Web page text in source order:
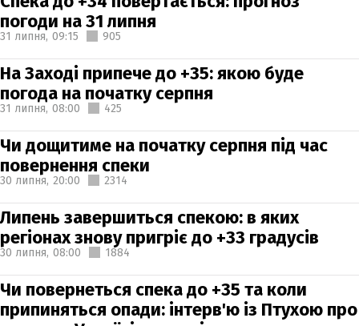
погоди на 31 липня
31 липня, 09:15 905
На Заході припече до +35: якою буде
погода на початку серпня
31 липня, 08:00 425
Чи дощитиме на початку серпня під час
повернення спеки
30 липня, 20:00 2314
Липень завершиться спекою: в яких
регіонах знову пригріє до +33 градусів
30 липня, 08:00 1884
Чи повернеться спека до +35 та коли
припиняться опади: інтерв'ю із Птухою про